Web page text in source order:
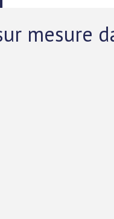
mesure